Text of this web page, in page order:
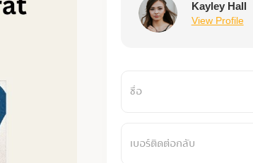
Kayley Hall
View Profile